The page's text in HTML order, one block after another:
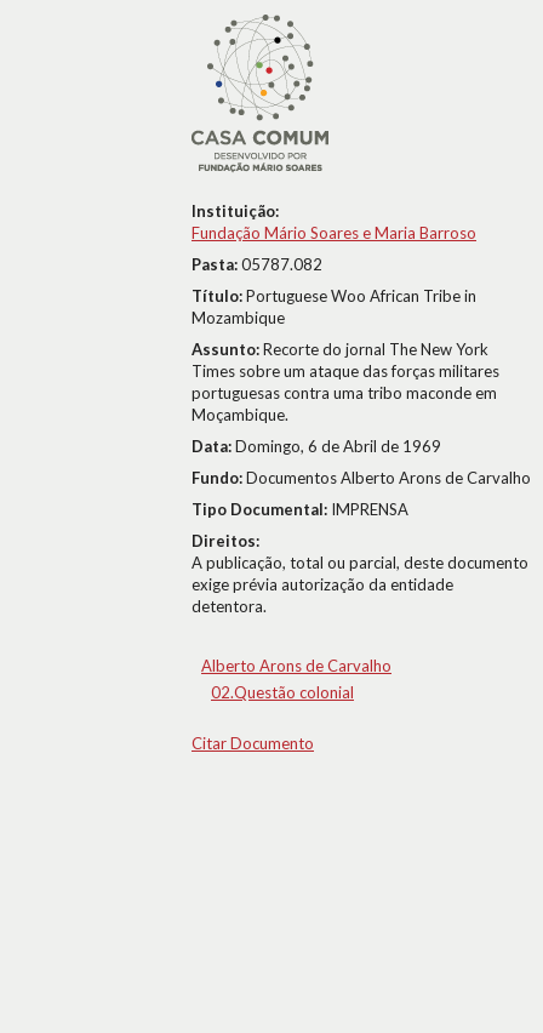
Instituição:
Fundação Mário Soares e Maria Barroso
Pasta:05787.082
Título:Portuguese Woo African Tribe in
Mozambique
Assunto:Recorte do jornal The New York
Times sobre um ataque das forças militares
portuguesas contra uma tribo maconde em
Moçambique.
Data:Domingo, 6 de Abril de 1969
Fundo:Documentos Alberto Arons de Carvalho
Tipo Documental: IMPRENSA
Direitos:
A publicação, total ou parcial, deste documento
exige prévia autorização da entidade
detentora.
Alberto Arons de Carvalho
02.Questão colonial
Citar Documento